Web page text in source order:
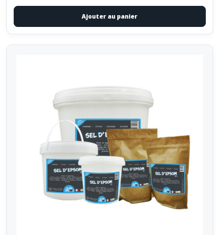
Ajouter au panier